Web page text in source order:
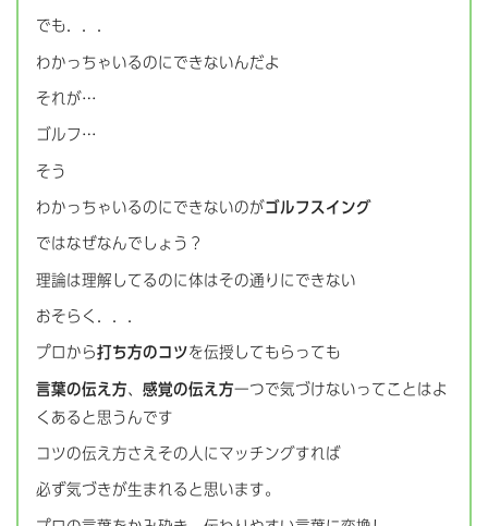
でも．．．
わかっちゃいるのにできないんだよ
それが…
ゴルフ…
そう
わかっちゃいるのにできないのがゴルフスイング
ではなぜなんでしょう？
理論は理解してるのに体はその通りにできない
おそらく．．．
プロから打ち方のコツを伝授してもらっても
言葉の伝え方、感覚の伝え方一つで気づけないってことはよ
くあると思うんです
コツの伝え方さえその人にマッチングすれば
必ず気づきが生まれると思います。